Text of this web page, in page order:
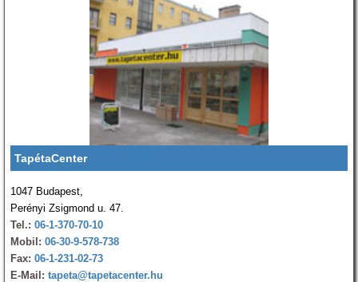
TapétaCenter
1047 Budapest,
Perényi Zsigmond u. 47.
Tel.: 06-1-370-70-10
Mobil: 06-30-9-578-738
Fax: 06-1-231-02-73
E-Mail: tapeta@tapetacenter.hu